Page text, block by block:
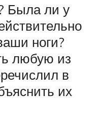
Была ли у
ноги?
любую из
в
их